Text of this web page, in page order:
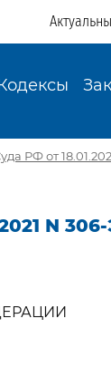
РФ от
N